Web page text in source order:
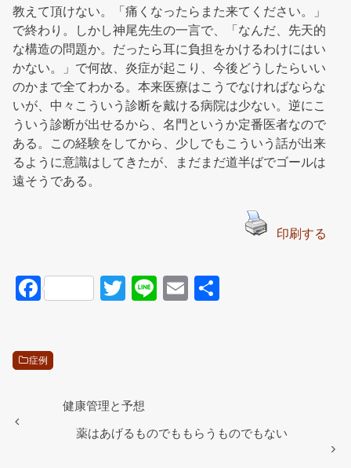
教えて頂けない。「痛くなったらまた来てください。」
で終わり。しかし神尾先生の一言で、「なんだ、先天的
な構造の問題か。だったら耳に負担をかけるわけにはい
かない。」で何故、炎症が起こり、今後どうしたらいい
のかまで全てわかる。本来医療はこうでなければならな
いが、中々こういう診断を戴ける病院は少ない。逆にこ
ういう診断が出せるから、名門というか定番医者なので
ある。この経験をしてから、少しでもこういう話が出来
るように意識はしてきたが、まだまだ道半ばでゴールは
遠そうである。
印刷する
F
e
T
Li
E
症例
健康管理と予想
薬はあげるものでももらうものでもない